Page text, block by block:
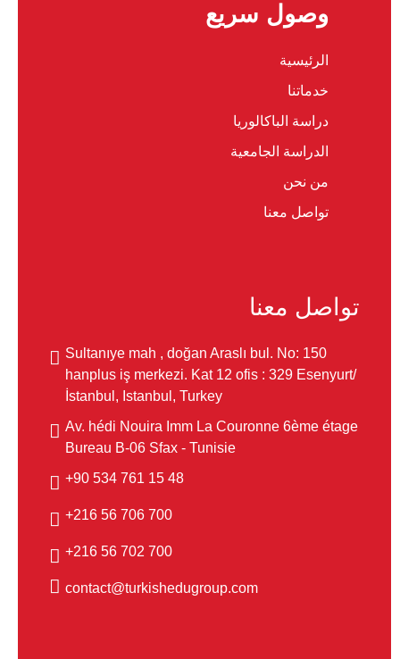
وصول سريع
الرئيسية
خدماتنا
دراسة الباكالوريا
الدراسة الجامعية
من نحن
تواصل معنا
تواصل معنا
Sultanıye mah , doğan Araslı bul. No: 150
hanplus iş merkezi. Kat 12 ofis : 329 Esenyurt/
İstanbul, Istanbul, Turkey
Av. hédi Nouira Imm La Couronne 6ème étage
Bureau B-06 Sfax - Tunisie
48 15 761 534 90+
700 706 56 216+
700 702 56 216+
contact@turkishedugroup.com